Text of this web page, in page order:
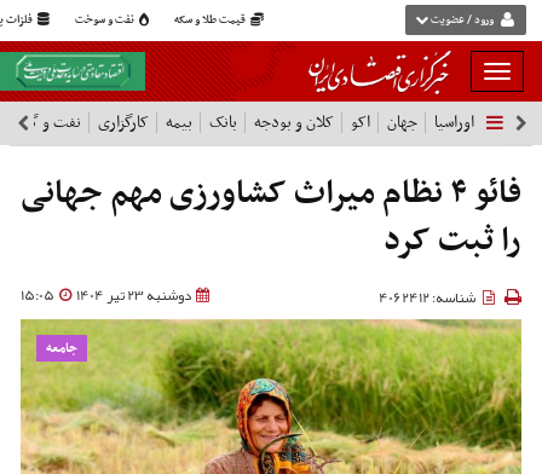
قیمت طلا و سکه نفت و سوخت فلزات ورود / عضویت
بار
و
بسته
نمودن
فهرست
اوراسیا جهان اکو کلان و بودجه بانک بیمه کارگزاری نفت و گاز
فائو ۴ نظام میراث کشاورزی مهم جهانی
را ثبت کرد
دوشنبه 23 تیر 1404 15:05 شناسه: 4062412
جامعه